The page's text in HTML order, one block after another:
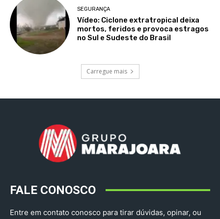
SEGURANÇA
Vídeo: Ciclone extratropical deixa
mortos, feridos e provoca estragos
no Sul e Sudeste do Brasil
Carregue mais
FALE CONOSCO
Entre em contato conosco para tirar dúvidas, opinar, ou